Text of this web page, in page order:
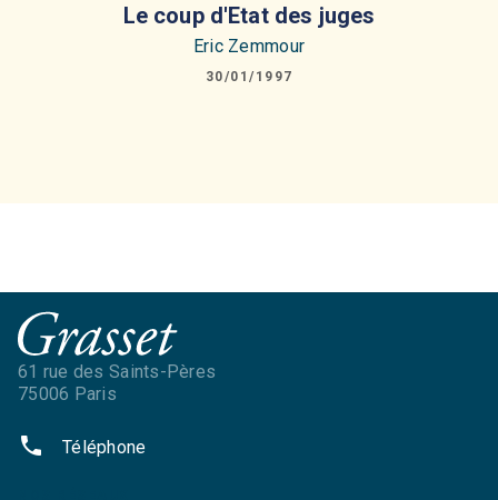
Le coup d'Etat des juges
Eric Zemmour
30/01/1997
61 rue des Saints-Pères
75006 Paris
phone Téléphone